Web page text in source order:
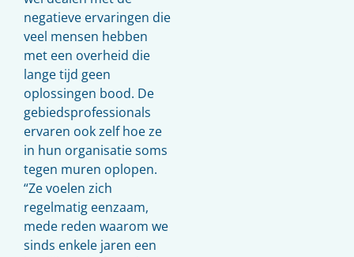
negatieve ervaringen die
veel mensen hebben
met een overheid die
lange tijd geen
oplossingen bood. De
gebiedsprofessionals
ervaren ook zelf hoe ze
in hun organisatie soms
tegen muren oplopen.
“Ze voelen zich
regelmatig eenzaam,
mede reden waarom we
sinds enkele jaren een